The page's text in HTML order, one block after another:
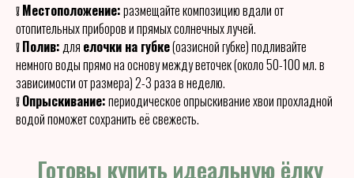
❕ Местоположение:размещайте композицию вдали от
отопительных приборов и прямых солнечных лучей.
❕ Полив:для елочки на губке(оазисной губке) подливайте
немного воды прямо на основу между веточек (около 50-100 мл. в
зависимости от размера) 2-3 раза в неделю.
❕ Опрыскивание:периодическое опрыскивание хвои прохладной
водой поможет сохранить её свежесть.
Готовы купить идеальную ёлку